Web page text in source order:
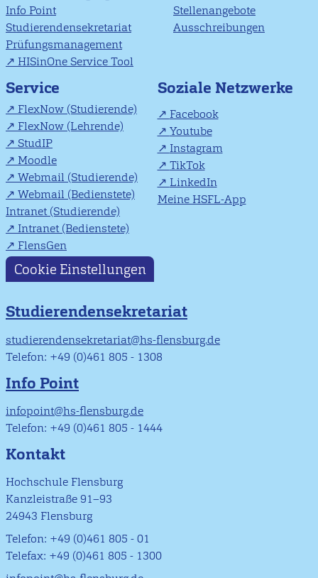
Info Point
Studierendensekretariat
Prüfungsmanagement
HISinOne Service Tool
Stellenangebote
Ausschreibungen
Service
FlexNow (Studierende)
FlexNow (Lehrende)
StudIP
Moodle
Webmail (Studierende)
Webmail (Bedienstete)
Intranet (Studierende)
Intranet (Bedienstete)
FlensGen
Soziale Netzwerke
Facebook
Youtube
Instagram
TikTok
LinkedIn
Meine HSFL-App
Cookie Einstellungen
Studierendensekretariat
studierendensekretariat@hs-flensburg.de
Telefon: +49 (0)461 805 - 1308
Info Point
infopoint@hs-flensburg.de
Telefon: +49 (0)461 805 - 1444
Kontakt
Hochschule Flensburg
Kanzleistraße 91–93
24943 Flensburg
Telefon: +49 (0)461 805 - 01
Telefax: +49 (0)461 805 - 1300